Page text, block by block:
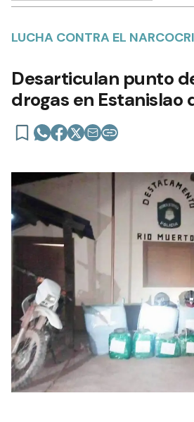
LUCHA CONTRA EL
Desarticulan punto
drogas en Estanislao